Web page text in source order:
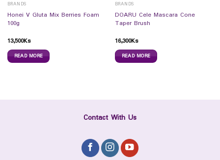
BRANDS
Honei V Gluta Mix Berries Foam
100g
13,500Ks
READ MORE
BRANDS
DOARU Cele Mascara Cone
Taper Brush
16,300Ks
READ MORE
Contact With Us